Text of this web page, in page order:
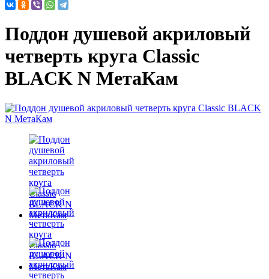
Поддон душевой акриловый
четверть круга Classic
BLACK N МетаКам